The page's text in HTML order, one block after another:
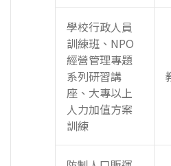
學校行政人員
訓練班、NPO
經營管理專題
系列研習講
座、大專以上
人力加值方案
訓練